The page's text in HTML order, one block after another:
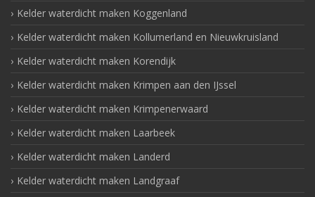
Kelder waterdicht maken Koggenland
Kelder waterdicht maken Kollumerland en Nieuwkruisland
Kelder waterdicht maken Korendijk
Kelder waterdicht maken Krimpen aan den IJssel
Kelder waterdicht maken Krimpenerwaard
Kelder waterdicht maken Laarbeek
Kelder waterdicht maken Landerd
Kelder waterdicht maken Landgraaf